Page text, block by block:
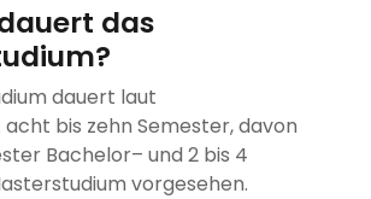
das
dauert laut
bis zehn Semester, davon
Bachelor– und 2 bis 4
vorgesehen.